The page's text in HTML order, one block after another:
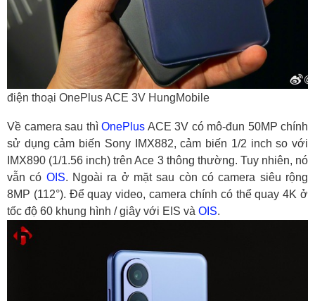
điện thoại OnePlus ACE 3V HungMobile
Về camera sau thì OnePlus ACE 3V có mô-đun 50MP chính
sử dụng cảm biến Sony IMX882, cảm biến 1/2 inch so với
IMX890 (1/1.56 inch) trên Ace 3 thông thường. Tuy nhiên, nó
vẫn có OIS. Ngoài ra ở mặt sau còn có camera siêu rộng
8MP (112°). Để quay video, camera chính có thể quay 4K ở
tốc độ 60 khung hình / giây với EIS và OIS.